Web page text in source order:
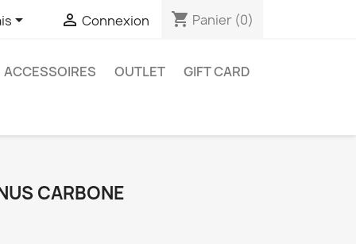
  Connexion shopping_cart Panier (0)
ACCESSOIRES OUTLET
GIFT CARD
CARBONE